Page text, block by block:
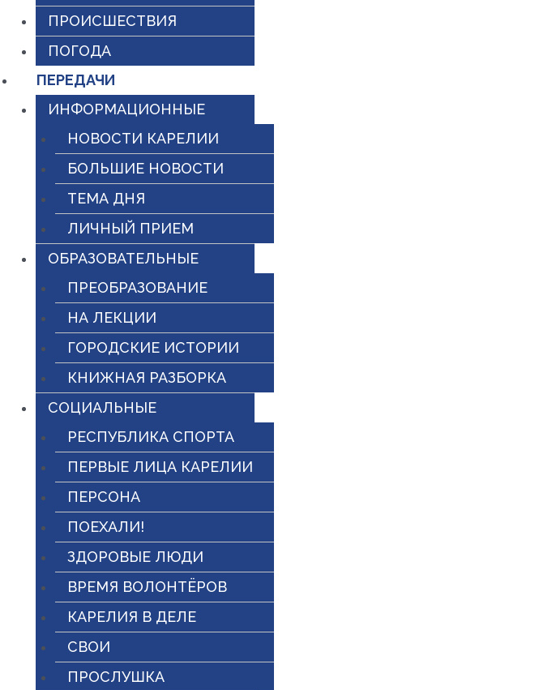
ПРОИСШЕСТВИЯ
ПОГОДА
ПЕРЕДАЧИ
ИНФОРМАЦИОННЫЕ
НОВОСТИ КАРЕЛИИ
БОЛЬШИЕ НОВОСТИ
ТЕМА ДНЯ
ЛИЧНЫЙ ПРИЕМ
ОБРАЗОВАТЕЛЬНЫЕ
ПРЕОБРАЗОВАНИЕ
НА ЛЕКЦИИ
ГОРОДСКИЕ ИСТОРИИ
КНИЖНАЯ РАЗБОРКА
СОЦИАЛЬНЫЕ
РЕСПУБЛИКА СПОРТА
ПЕРВЫЕ ЛИЦА КАРЕЛИИ
ПЕРСОНА
ПОЕХАЛИ!
ЗДОРОВЫЕ ЛЮДИ
ВРЕМЯ ВОЛОНТЁРОВ
КАРЕЛИЯ В ДЕЛЕ
СВОИ
ПРОСЛУШКА